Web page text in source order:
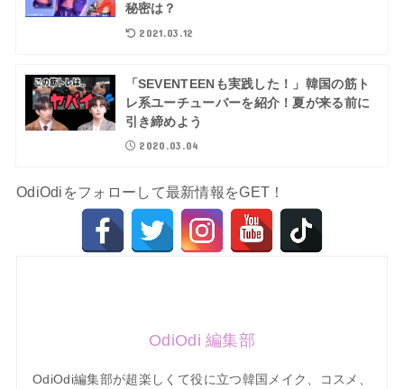
秘密は？
2021.03.12
「SEVENTEENも実践した！」韓国の筋ト
レ系ユーチューバーを紹介！夏が来る前に
引き締めよう
2020.03.04
OdiOdiをフォローして最新情報をGET！
OdiOdi 編集部
OdiOdi編集部が超楽しくて役に立つ韓国メイク、コスメ、